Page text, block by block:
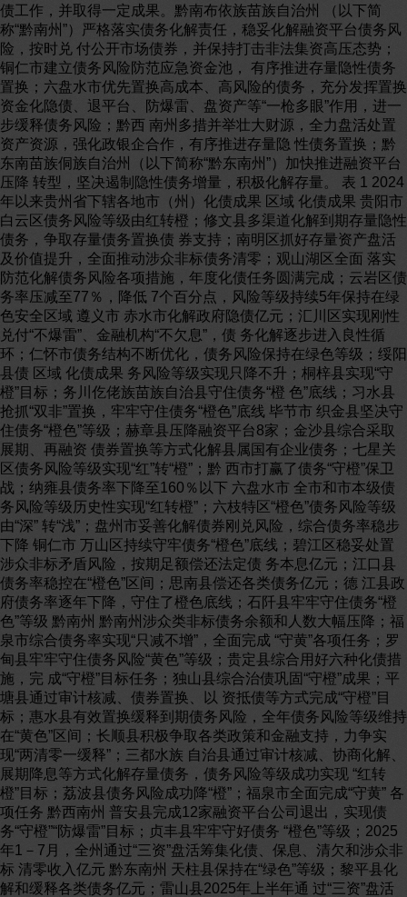
债工作，并取得一定成果。黔南布依族苗族自治州 （以下简
称“黔南州”）严格落实债务化解责任，稳妥化解融资平台债务风
险，按时兑 付公开市场债券，并保持打击非法集资高压态势；
铜仁市建立债务风险防范应急资金池， 有序推进存量隐性债务
置换；六盘水市优先置换高成本、高风险的债务，充分发挥置换
资金化隐债、退平台、防爆雷、盘资产等“一枪多眼”作用，进一
步缓释债务风险；黔西 南州多措并举壮大财源，全力盘活处置
资产资源，强化政银企合作，有序推进存量隐 性债务置换；黔
东南苗族侗族自治州（以下简称“黔东南州”）加快推进融资平台
压降 转型，坚决遏制隐性债务增量，积极化解存量。 表 1 2024
年以来贵州省下辖各地市（州）化债成果 区域 化债成果 贵阳市
白云区债务风险等级由红转橙；修文县多渠道化解到期存量隐性
债务，争取存量债务置换债 券支持；南明区抓好存量资产盘活
及价值提升，全面推动涉众非标债务清零；观山湖区全面 落实
防范化解债务风险各项措施，年度化债任务圆满完成；云岩区债
务率压减至77％，降低 7个百分点，风险等级持续5年保持在绿
色安全区域 遵义市 赤水市化解政府隐债亿元；汇川区实现刚性
兑付“不爆雷”、金融机构“不欠息”，债 务化解逐步进入良性循
环；仁怀市债务结构不断优化，债务风险保持在绿色等级；绥阳
县债 区域 化债成果 务风险等级实现只降不升；桐梓县实现“守
橙”目标；务川仡佬族苗族自治县守住债务“橙 色”底线；习水县
抢抓“双非”置换，牢牢守住债务“橙色”底线 毕节市 织金县坚决守
住债务“橙色”等级；赫章县压降融资平台8家；金沙县综合采取
展期、再融资 债券置换等方式化解县属国有企业债务；七星关
区债务风险等级实现“红”转“橙”；黔 西市打赢了债务“守橙”保卫
战；纳雍县债务率下降至160％以下 六盘水市 全市和市本级债
务风险等级历史性实现“红转橙”；六枝特区“橙色”债务风险等级
由“深” 转“浅”；盘州市妥善化解债券刚兑风险，综合债务率稳步
下降 铜仁市 万山区持续守牢债务“橙色”底线；碧江区稳妥处置
涉众非标矛盾风险，按期足额偿还法定债 务本息亿元；江口县
债务率稳控在“橙色”区间；思南县偿还各类债务亿元；德 江县政
府债务率逐年下降，守住了橙色底线；石阡县牢牢守住债务“橙
色”等级 黔南州 黔南州涉众类非标债务余额和人数大幅压降；福
泉市综合债务率实现“只减不增”，全面完成 “守黄”各项任务；罗
甸县牢牢守住债务风险“黄色”等级；贵定县综合用好六种化债措
施，完 成“守橙”目标任务；独山县综合治债巩固“守橙”成果；平
塘县通过审计核减、债券置换、以 资抵债等方式完成“守橙”目
标；惠水县有效置换缓释到期债务风险，全年债务风险等级维持
在“黄色”区间；长顺县积极争取各类政策和金融支持，力争实
现“两清零一缓释”；三都水族 自治县通过审计核减、协商化解、
展期降息等方式化解存量债务，债务风险等级成功实现 “红转
橙”目标；荔波县债务风险成功降“橙”；福泉市全面完成“守黄” 各
项任务 黔西南州 普安县完成12家融资平台公司退出，实现债
务“守橙”“防爆雷”目标；贞丰县牢牢守好债务 “橙色”等级；2025
年1－7月，全州通过“三资”盘活筹集化债、保息、清欠和涉众非
标 清零收入亿元 黔东南州 天柱县保持在“绿色”等级；黎平县化
解和缓释各类债务亿元；雷山县2025年上半年通 过“三资”盘活